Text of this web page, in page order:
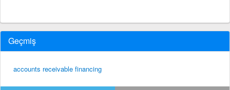
Geçmiş
accounts receivable financing